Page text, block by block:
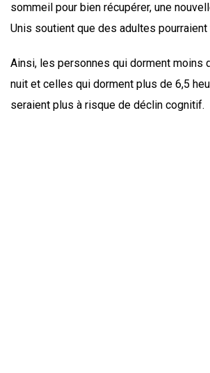
sommeil pour bien récupérer, une
Unis soutient que des adultes pourraient
Ainsi, les personnes qui dorment moins
nuit et celles qui dorment plus de 6,5
seraient plus à risque de déclin cognitif.